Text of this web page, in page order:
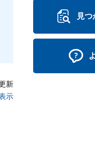
新
示
見